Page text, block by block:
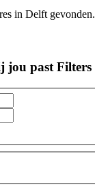
in Delft gevonden.
jou past Filters